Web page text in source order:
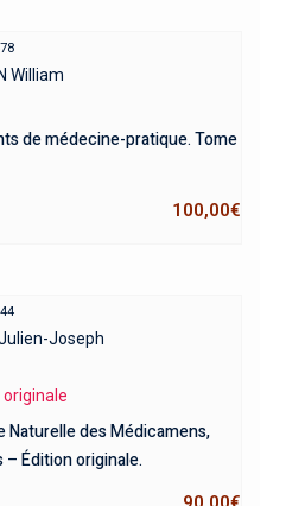
William
de médecine-pratique. Tome
100,00€
Joseph
originale
Naturelle des Médicamens,
Édition originale.